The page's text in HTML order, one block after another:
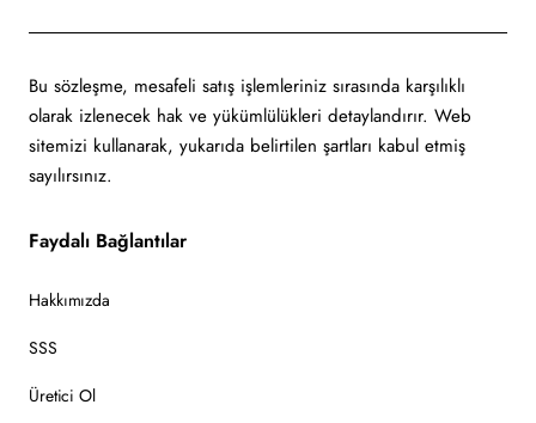
Bu sözleşme, mesafeli satış işlemleriniz sırasında karşılıklı
olarak izlenecek hak ve yükümlülükleri detaylandırır. Web
sitemizi kullanarak, yukarıda belirtilen şartları kabul etmiş
sayılırsınız.
Faydalı Bağlantılar
Hakkımızda
SSS
Üretici Ol